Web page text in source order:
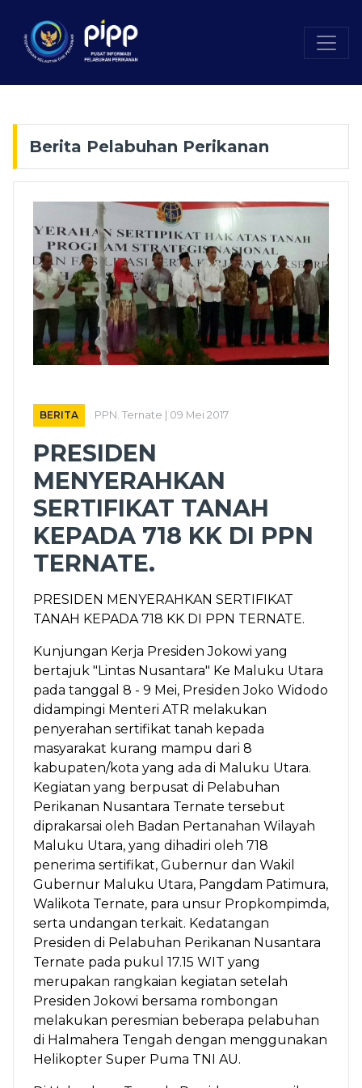
Berita Pelabuhan Perikanan
BERITA PPN. Ternate | 09 Mei 2017
PRESIDEN
MENYERAHKAN
SERTIFIKAT TANAH
KEPADA 718 KK DI PPN
TERNATE.
PRESIDEN MENYERAHKAN SERTIFIKAT
TANAH KEPADA 718 KK DI PPN TERNATE.
Kunjungan Kerja Presiden Jokowi yang
bertajuk "Lintas Nusantara" Ke Maluku Utara
pada tanggal 8 - 9 Mei, Presiden Joko Widodo
didampingi Menteri ATR melakukan
penyerahan sertifikat tanah kepada
masyarakat kurang mampu dari 8
kabupaten/kota yang ada di Maluku Utara.
Kegiatan yang berpusat di Pelabuhan
Perikanan Nusantara Ternate tersebut
diprakarsai oleh Badan Pertanahan Wilayah
Maluku Utara, yang dihadiri oleh 718
penerima sertifikat, Gubernur dan Wakil
Gubernur Maluku Utara, Pangdam Patimura,
Walikota Ternate, para unsur Propkompimda,
serta undangan terkait. Kedatangan
Presiden di Pelabuhan Perikanan Nusantara
Ternate pada pukul 17.15 WIT yang
merupakan rangkaian kegiatan setelah
Presiden Jokowi bersama rombongan
melakukan peresmian beberapa pelabuhan
di Halmahera Tengah dengan menggunakan
Helikopter Super Puma TNI AU.